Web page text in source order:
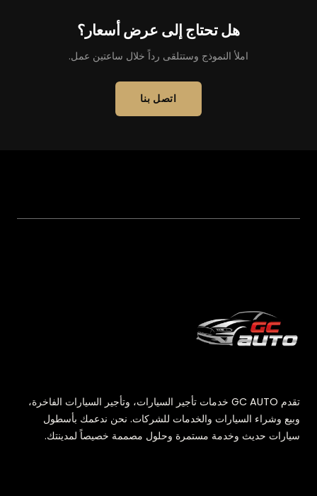
هل تحتاج إلى عرض أسعار؟
املأ النموذج وستتلقى رداً خلال ساعتين عمل.
اتصل بنا
تقدم GC AUTO خدمات تأجير السيارات، وتأجير السيارات الفاخرة،
وبيع وشراء السيارات والخدمات للشركات. نحن ندعمك بأسطول
سيارات حديث وخدمة مستمرة وحلول مصممة خصيصاً لمدينتك.